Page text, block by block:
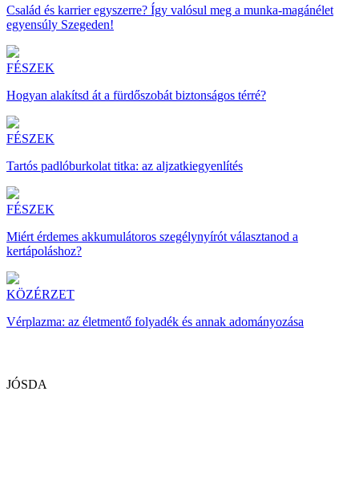
Család és karrier egyszerre? Így valósul meg a munka-magánélet
egyensúly Szegeden!
FÉSZEK
Hogyan alakítsd át a fürdőszobát biztonságos térré?
FÉSZEK
Tartós padlóburkolat titka: az aljzatkiegyenlítés
FÉSZEK
Miért érdemes akkumulátoros szegélynyírót választanod a
kertápoláshoz?
KÖZÉRZET
Vérplazma: az életmentő folyadék és annak adományozása
JÓSDA